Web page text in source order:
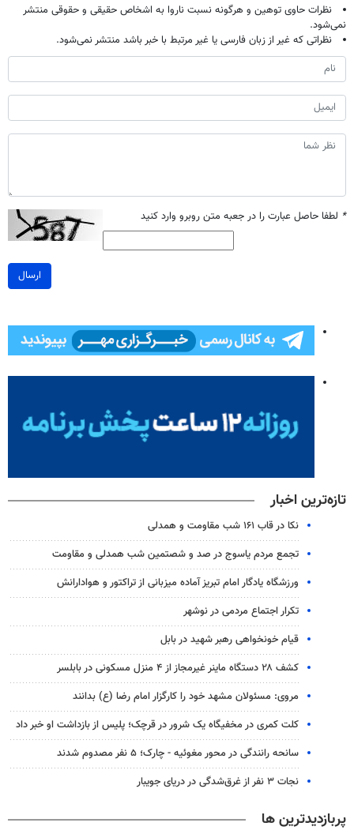
نظرات حاوی توهین و هرگونه نسبت ناروا به اشخاص حقیقی و حقوقی منتشر
نمی‌شود.
نظراتی که غیر از زبان فارسی یا غیر مرتبط با خبر باشد منتشر نمی‌شود.
* لطفا حاصل عبارت را در جعبه متن روبرو وارد کنید
ارسال
تازه‌ترین اخبار
نکا در قاب ۱۶۱ شب مقاومت و همدلی
تجمع مردم یاسوج در صد و شصتمین شب همدلی و مقاومت
ورزشگاه یادگار امام تبریز آماده میزبانی از تراکتور و هوادارانش
تکرار اجتماع مردمی در نوشهر
قیام خونخواهی رهبر شهید در بابل
کشف ۲۸ دستگاه ماینر غیرمجاز از ۴ منزل مسکونی در بابلسر
مروی: مسئولان مشهد خود را کارگزار امام رضا (ع) بدانند
کلت کمری در مخفیگاه یک شرور در قرچک؛ پلیس از بازداشت او خبر داد
سانحه رانندگی در محور مغوئیه - چارک؛ ۵ نفر مصدوم شدند
نجات ۳ نفر از غرق‌شدگی در دریای جویبار
پربازدیدترین ها